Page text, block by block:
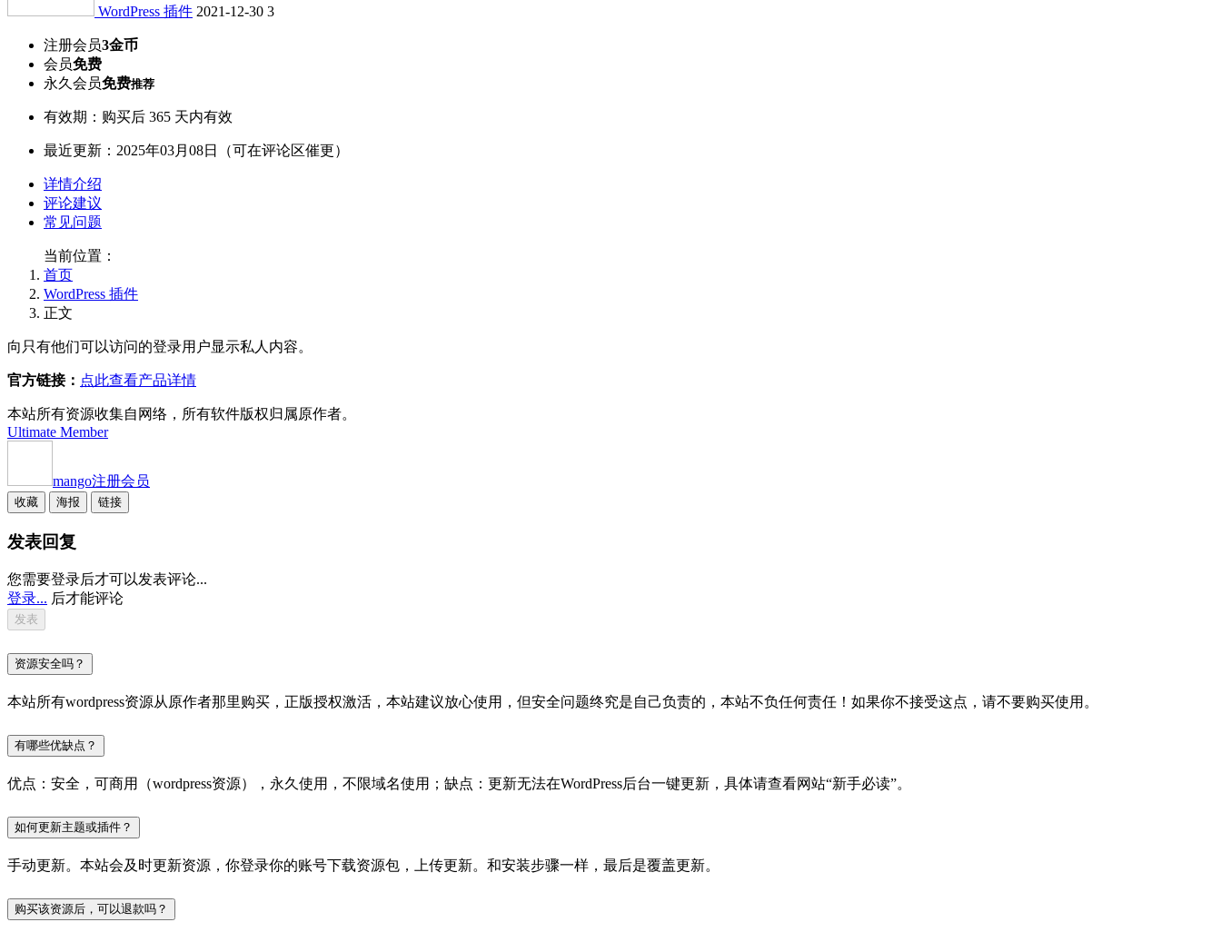
WordPress 插件 2021-12-30 3
注册会员3金币
会员免费
永久会员免费推荐
有效期：购买后 365 天内有效
最近更新：2025年03月08日（可在评论区催更）
详情介绍
评论建议
常见问题
当前位置：
首页
WordPress 插件
正文
向只有他们可以访问的登录用户显示私人内容。
官方链接： 点此查看产品详情
本站所有资源收集自网络，所有软件版权归属原作者。
Ultimate Member
mango注册会员
收藏 海报 链接
发表回复
您需要登录后才可以发表评论...
登录... 后才能评论
资源安全吗？
本站所有wordpress资源从原作者那里购买，正版授权激活，本站建议放心使用，但安全问题终究是自己负责的，本站不负任何责任！如果你不接受这点，请不要购买使用。
有哪些优缺点？
优点：安全，可商用（wordpress资源），永久使用，不限域名使用；缺点：更新无法在WordPress后台一键更新，具体请查看网站“新手必读”。
如何更新主题或插件？
手动更新。本站会及时更新资源，你登录你的账号下载资源包，上传更新。和安装步骤一样，最后是覆盖更新。
购买该资源后，可以退款吗？